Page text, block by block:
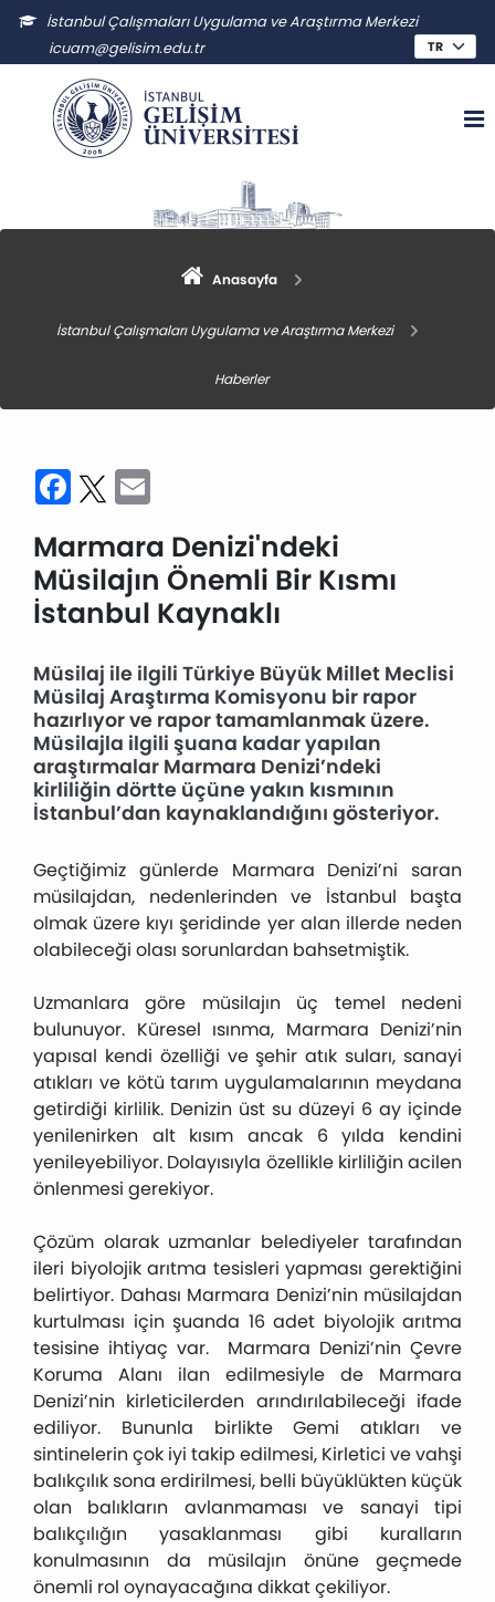
İstanbul Çalışmaları Uygulama ve Araştırma Merkezi
icuam@gelisim.edu.tr
Anasayfa
İstanbul Çalışmaları Uygulama ve Araştırma Merkezi
Haberler
Facebook
Twitter
Marmara Denizi'ndeki
Müsilajın Önemli Bir Kısmı
İstanbul Kaynaklı
Müsilaj ile ilgili Türkiye Büyük Millet Meclisi
Müsilaj Araştırma Komisyonu bir rapor
hazırlıyor ve rapor tamamlanmak üzere.
Müsilajla ilgili şuana kadar yapılan
araştırmalar Marmara Denizi’ndeki
kirliliğin dörtte üçüne yakın kısmının
İstanbul’dan kaynaklandığını gösteriyor.
Geçtiğimiz günlerde Marmara Denizi’ni saran
müsilajdan, nedenlerinden ve İstanbul başta
olmak üzere kıyı şeridinde yer alan illerde neden
olabileceği olası sorunlardan bahsetmiştik.
Uzmanlara göre müsilajın üç temel nedeni
bulunuyor. Küresel ısınma, Marmara Denizi’nin
yapısal kendi özelliği ve şehir atık suları, sanayi
atıkları ve kötü tarım uygulamalarının meydana
getirdiği kirlilik. Denizin üst su düzeyi 6 ay içinde
yenilenirken alt kısım ancak 6 yılda kendini
yenileyebiliyor. Dolayısıyla özellikle kirliliğin acilen
önlenmesi gerekiyor.
Çözüm olarak uzmanlar belediyeler tarafından
ileri biyolojik arıtma tesisleri yapması gerektiğini
belirtiyor. Dahası Marmara Denizi’nin müsilajdan
kurtulması için şuanda 16 adet biyolojik arıtma
tesisine ihtiyaç var. Marmara Denizi’nin Çevre
Koruma Alanı ilan edilmesiyle de Marmara
Denizi’nin kirleticilerden arındırılabileceği ifade
ediliyor. Bununla birlikte Gemi atıkları ve
sintinelerin çok iyi takip edilmesi, Kirletici ve vahşi
balıkçılık sona erdirilmesi, belli büyüklükten küçük
olan balıkların avlanmaması ve sanayi tipi
balıkçılığın yasaklanması gibi kuralların
konulmasının da müsilajın önüne geçmede
önemli rol oynayacağına dikkat çekiliyor.